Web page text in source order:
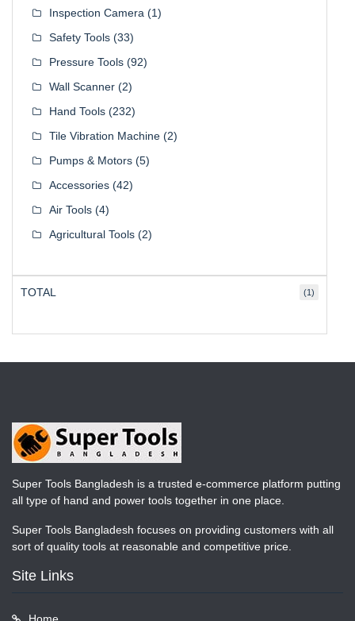
Inspection Camera (1)
Safety Tools (33)
Pressure Tools (92)
Wall Scanner (2)
Hand Tools (232)
Tile Vibration Machine (2)
Pumps & Motors (5)
Accessories (42)
Air Tools (4)
Agricultural Tools (2)
TOTAL (1)
Super Tools Bangladesh is a trusted e-commerce platform putting
all type of hand and power tools together in one place.
Super Tools Bangladesh focuses on providing customers with all
sort of quality tools at reasonable and competitive price.
Site Links
Home